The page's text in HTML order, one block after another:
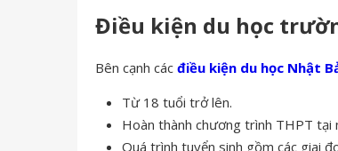
Điều kiện du học
Bên cạnh các điều kiện du học Nhật
Từ 18 tuổi trở lên.
Hoàn thành chương trình THPT tại
Quá trình tuyển sinh gồm các giai